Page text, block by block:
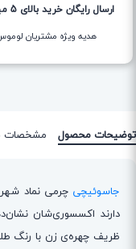
ارسال رایگان خرید بالای 5 میلیون
هدیه ویژه مشتریان
توضیحات محصول مشخصات
جاسوئیچی چرمی نماد
دارند اکسسوری‌شان
ظریف چهره‌ی زن با رنگ